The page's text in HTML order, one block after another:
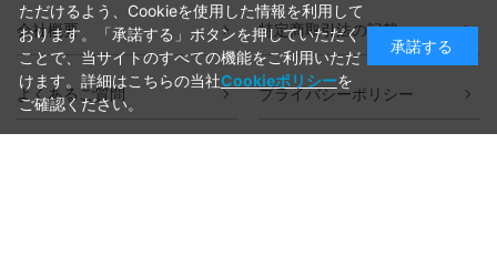
会社概要 特定商取引法の記載
よくあるご質問 プライバシーポリシー
ただけるよう、Cookieを使用した情報を利用して
おります。「承諾する」ボタンを押していただく
ことで、当サイトのすべての機能をご利用いただ
けます。詳細はこちらの当社Cookieポリシーを
ご確認ください。
承諾する